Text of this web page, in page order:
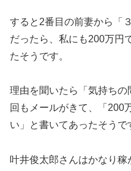
すると2番目の前妻から「
だったら、私にも200万円
たそうです。
理由を聞いたら「気持ち
回もメールがきて、「200
い」と書いてあったそうで
叶井俊太郎さんはかなり